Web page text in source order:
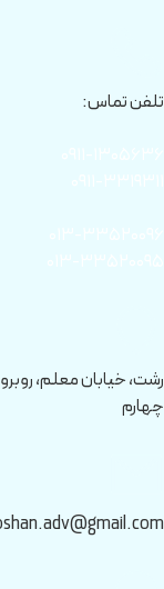
تلفن تماس:
رشت، خیابان معلم،
چهارم